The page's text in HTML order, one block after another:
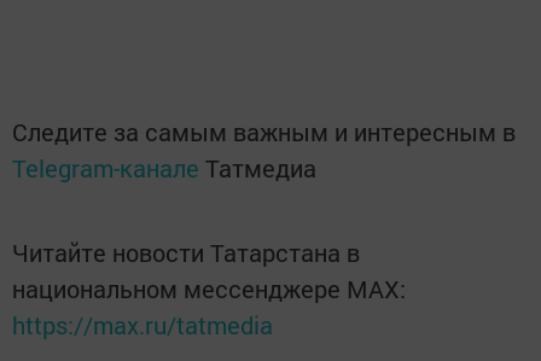
Следите за самым важным и интересным в
Telegram-канале Татмедиа
Читайте новости Татарстана в
национальном мессенджере MАХ:
https://max.ru/tatmedia